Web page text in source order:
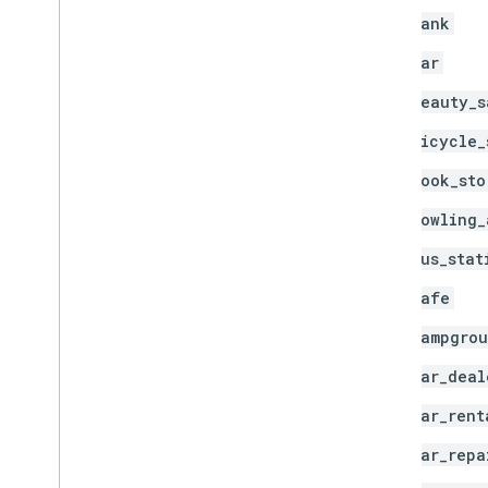
bank
bar
cafe